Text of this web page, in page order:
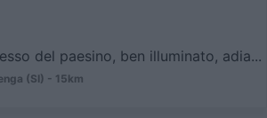
del paesino, ben illuminato, adia...
(SI) - 15km